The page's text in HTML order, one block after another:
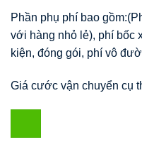
Phần phụ phí bao
với hàng nhỏ lẻ), phí bốc
kiện, đóng gói, phí vô
Giá cước vận chuyển cụ